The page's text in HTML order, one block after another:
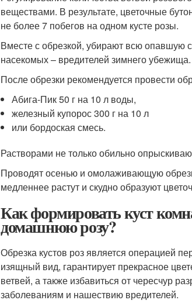
веществами. В результате, цветочные
не более 7 побегов на одном кусте розы.
Вместе с обрезкой, убирают всю опавшую
насекомых – вредителей зимнего убежища.
После обрезки рекомендуется провести
Абига-Пик 50 г на 10 л воды,
железный купорос 300 г на 10 л
или бордоская смесь.
Растворами не только обильно
Проводят осенью и омолаживающую
медленнее растут и скудно образуют
Как формировать куст
домашнюю розу?
Обрезка кустов роз является операцией
изящный вид, гарантирует прекрасное
ветвей, а также избавиться от чересчур
заболеваниям и нашествию вредителей.